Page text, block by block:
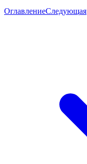
ОглавлениеСледующая